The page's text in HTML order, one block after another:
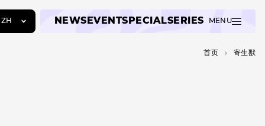
ZH NEWS EVENTSPECIALSERIES MENU
首页 寄生獣